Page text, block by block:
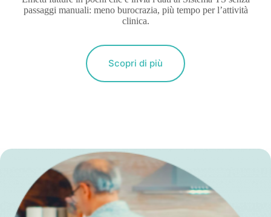
passaggi manuali: meno burocrazia, più tempo per l’attività
clinica.
Scopri di più